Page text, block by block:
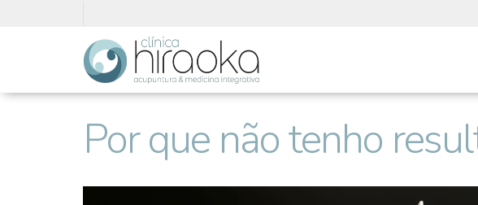
Por que não tenho